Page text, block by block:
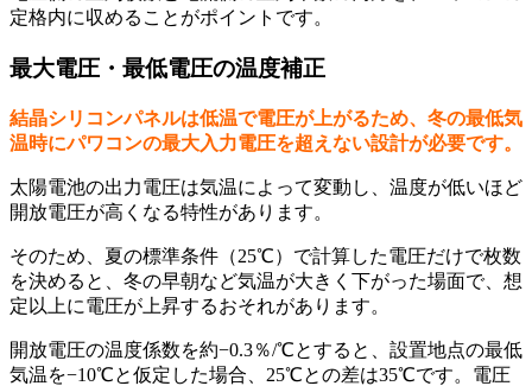
定格内に収めることがポイントです。
最大電圧・最低電圧の温度補正
結晶シリコンパネルは低温で電圧が上がるため、冬の最低気
温時にパワコンの最大入力電圧を超えない設計が必要です。
太陽電池の出力電圧は気温によって変動し、温度が低いほど
開放電圧が高くなる特性があります。
そのため、夏の標準条件（25℃）で計算した電圧だけで枚数
を決めると、冬の早朝など気温が大きく下がった場面で、想
定以上に電圧が上昇するおそれがあります。
開放電圧の温度係数を約−0.3％/℃とすると、設置地点の最低
気温を−10℃と仮定した場合、25℃との差は35℃です。電圧